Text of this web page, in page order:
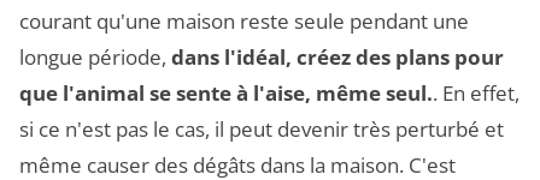
courant qu'une maison reste seule pendant une
longue période, dans l'idéal, créez des plans pour
que l'animal se sente à l'aise, même seul.. En effet,
si ce n'est pas le cas, il peut devenir très perturbé et
même causer des dégâts dans la maison. C'est